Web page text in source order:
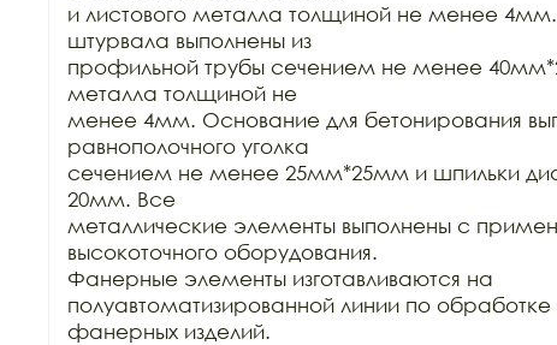
и листового металла толщиной не менее
штурвала выполнены из
профильной трубы сечением не менее
металла толщиной не
менее 4мм. Основание для бетонирования
равнополочного уголка
сечением не менее 25мм*25мм и шпильки
20мм. Все
металлические элементы выполнены с
высокоточного оборудования.
Фанерные элементы изготавливаются на
полуавтоматизированной линии по обработке
фанерных изделий.